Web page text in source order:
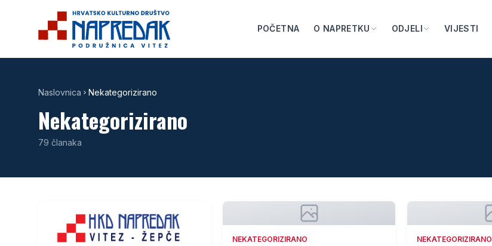
POČETNA O NAPRETKU ODJELI VIJESTI
Naslovnica Nekategorizirano
Nekategorizirano
79 članaka
NEKATEGORIZIRANO NEKATEGORIZIRANO